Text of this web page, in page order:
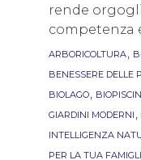
rende
competenza
Tags
ARBORICOLTURA,
BENESSERE DELLE
BIOLAGO,
GIARDINI MODERNI ,
INTELLIGENZA
PER LA TUA